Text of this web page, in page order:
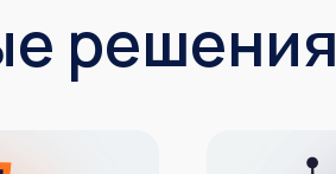
решения